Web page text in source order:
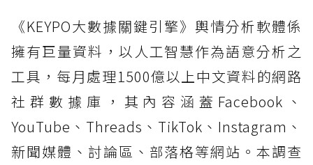
《KEYPO大數據關鍵引擎》輿情分析軟體係
擁有巨量資料，以人工智慧作為語意分析之
工具，每月處理1500億以上中文資料的網路
社群數據庫，其內容涵蓋Facebook、
YouTube、Threads、TikTok、Instagram、
新聞媒體、討論區、部落格等網站。本調查